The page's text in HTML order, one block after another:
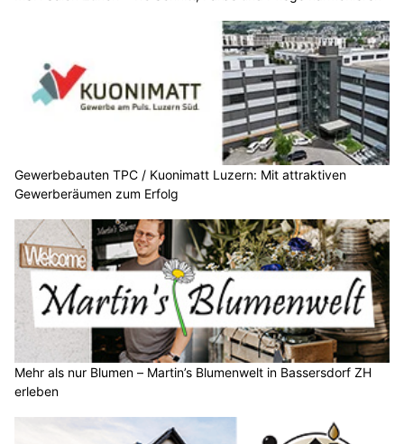
Gewerbebauten TPC / Kuonimatt Luzern: Mit attraktiven
Gewerberäumen zum Erfolg
Mehr als nur Blumen – Martin’s Blumenwelt in Bassersdorf ZH
erleben